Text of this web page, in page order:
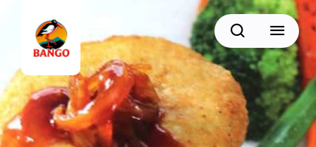
BACK
Resep Sate
Cari